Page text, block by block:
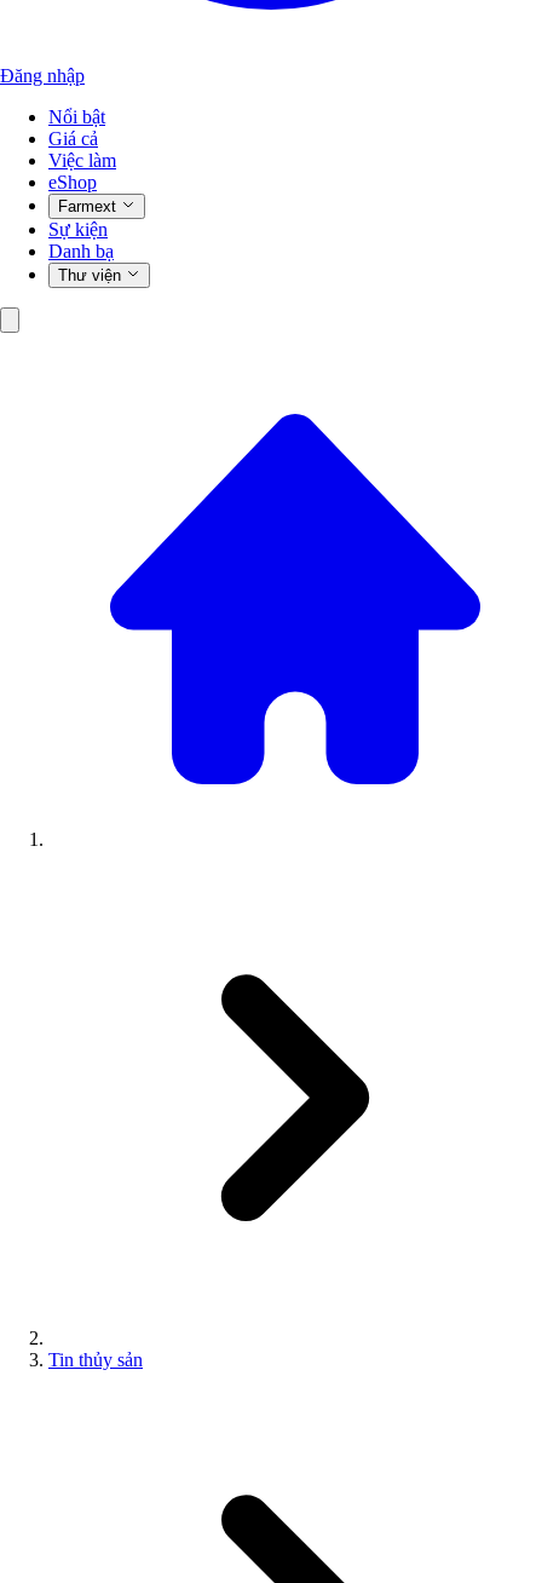
Đăng nhập
Nổi bật
Giá cả
Việc làm
eShop
Farmext
Sự kiện
Danh bạ
Thư viện
Tin thủy sản